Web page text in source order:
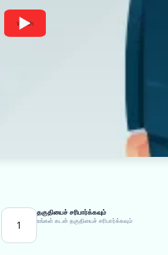
Watch
1
தகுதியைச் சரிபார்க்கவும்
உங்கள் கடன் தகுதியைச் சரிபார்க்கவும்